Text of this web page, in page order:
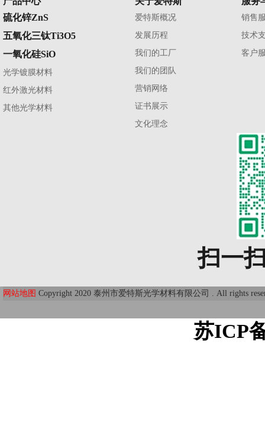
硫化锌ZnS
五氧化三钛Ti3O5
一氧化硅SiO
光学镀膜材料
红外激光材料
其他光学材料
爱特斯概况
发展历程
我们的工厂
我们的团队
营销网络
证书展示
文化理念
销售
技术
客户
扫一
网站地图 Copyright 2020 泰州市爱特斯光学材料有限公司 . All rights
苏ICP